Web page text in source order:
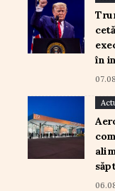
în